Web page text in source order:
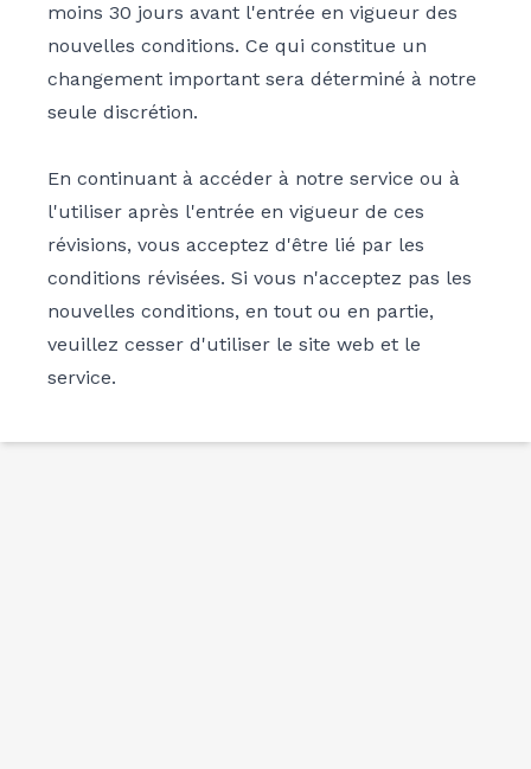
moins 30 jours avant l'entrée en vigueur des
nouvelles conditions. Ce qui constitue un
changement important sera déterminé à notre
seule discrétion.
En continuant à accéder à notre service ou à
l'utiliser après l'entrée en vigueur de ces
révisions, vous acceptez d'être lié par les
conditions révisées. Si vous n'acceptez pas les
nouvelles conditions, en tout ou en partie,
veuillez cesser d'utiliser le site web et le
service.